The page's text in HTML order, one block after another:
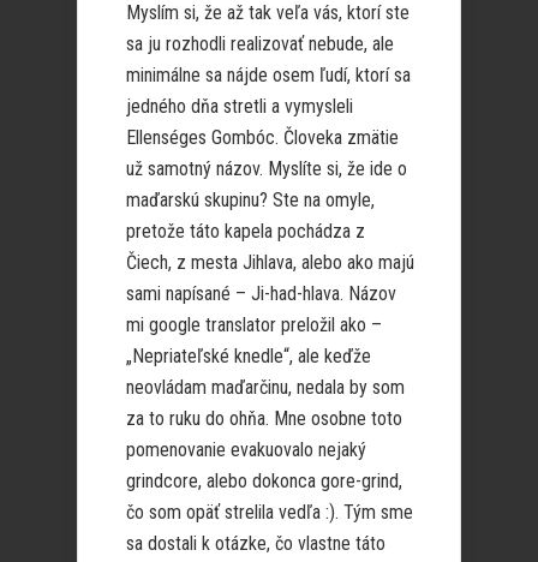
Myslím si, že až tak veľa vás, ktorí ste
sa ju rozhodli realizovať nebude, ale
minimálne sa nájde osem ľudí, ktorí sa
jedného dňa stretli a vymysleli
Ellenséges Gombóc. Človeka zmätie
už samotný názov. Myslíte si, že ide o
maďarskú skupinu? Ste na omyle,
pretože táto kapela pochádza z
Čiech, z mesta Jihlava, alebo ako majú
sami napísané – Ji-had-hlava. Názov
mi google translator preložil ako –
„Nepriateľské knedle“, ale keďže
neovládam maďarčinu, nedala by som
za to ruku do ohňa. Mne osobne toto
pomenovanie evakuovalo nejaký
grindcore, alebo dokonca gore-grind,
čo som opäť strelila vedľa :). Tým sme
sa dostali k otázke, čo vlastne táto